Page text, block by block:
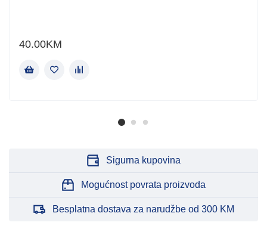
40.00KM
Sigurna kupovina
Mogućnost povrata proizvoda
Besplatna dostava za narudžbe od 300 KM